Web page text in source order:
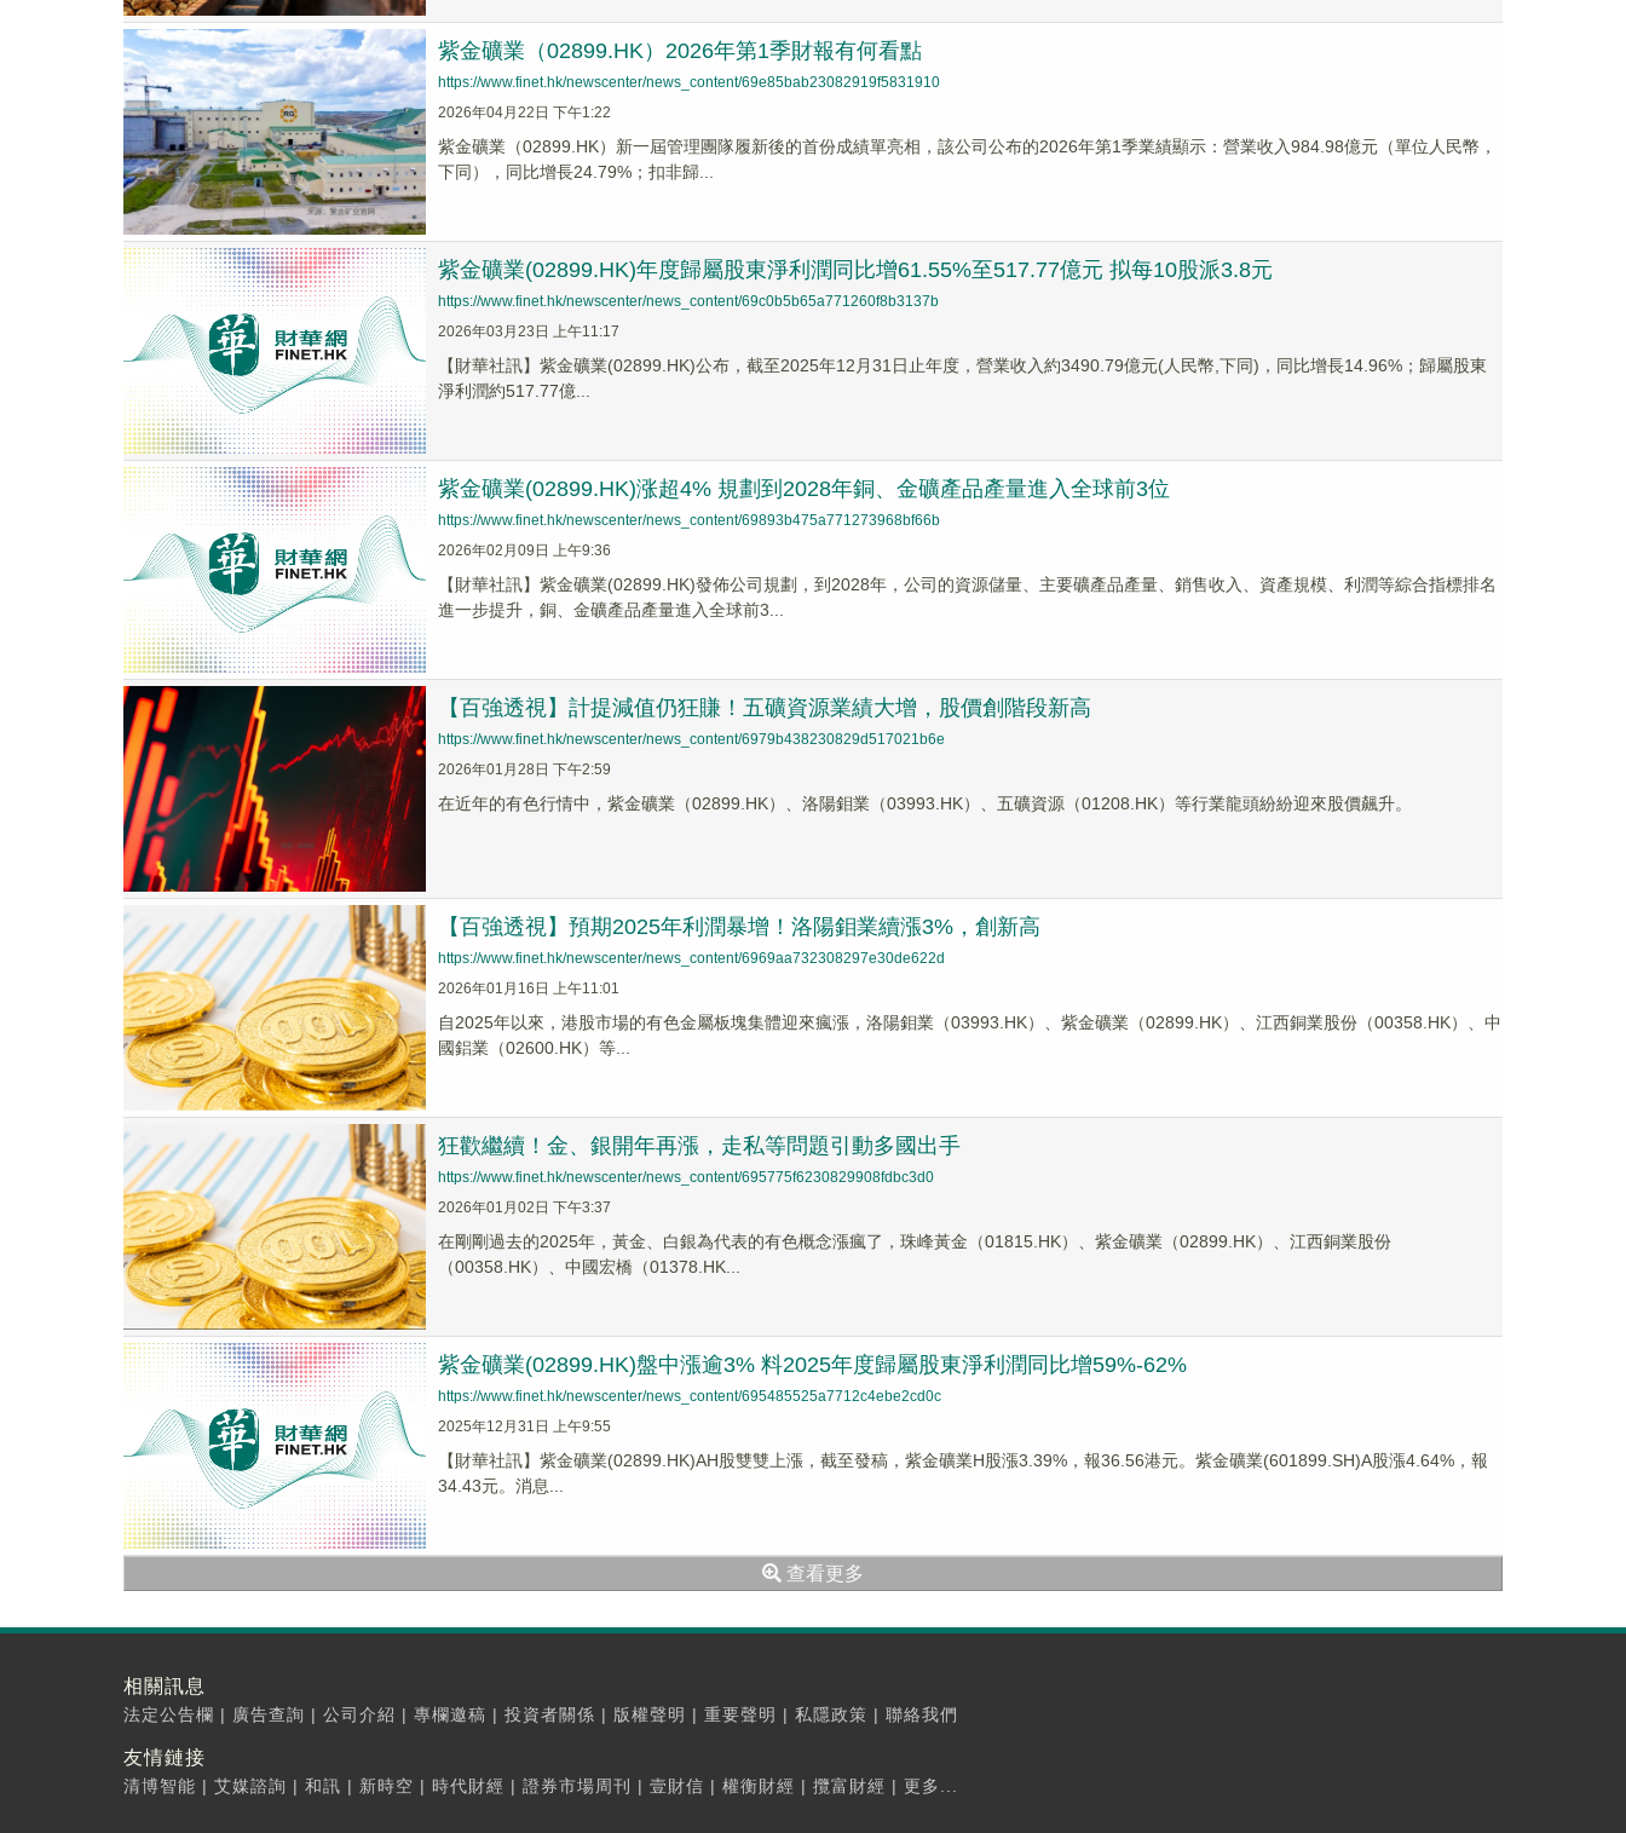
紫金礦業（02899.HK）2026年第1季財報有何看點
https://www.finet.hk/newscenter/news_content/69e85bab23082919f5831910
2026年04月22日 下午1:22
紫金礦業（02899.HK）新一屆管理團隊履新後的首份成績單亮相，該公司公布的2026年第1季業績顯示：營業收入984.98億元（單位人民幣，
下同），同比增長24.79%；扣非歸...
紫金礦業(02899.HK)年度歸屬股東淨利潤同比增61.55%至517.77億元 拟每10股派3.8元
https://www.finet.hk/newscenter/news_content/69c0b5b65a771260f8b3137b
2026年03月23日 上午11:17
【財華社訊】紫金礦業(02899.HK)公布，截至2025年12月31日止年度，營業收入約3490.79億元(人民幣,下同)，同比增長14.96%；歸屬股東
淨利潤約517.77億...
紫金礦業(02899.HK)涨超4% 規劃到2028年銅、金礦產品產量進入全球前3位
https://www.finet.hk/newscenter/news_content/69893b475a771273968bf66b
2026年02月09日 上午9:36
【財華社訊】紫金礦業(02899.HK)發佈公司規劃，到2028年，公司的資源儲量、主要礦產品產量、銷售收入、資產規模、利潤等綜合指標排名
進一步提升，銅、金礦產品產量進入全球前3...
【百強透視】計提減值仍狂賺！五礦資源業績大增，股價創階段新高
https://www.finet.hk/newscenter/news_content/6979b438230829d517021b6e
2026年01月28日 下午2:59
在近年的有色行情中，紫金礦業（02899.HK）、洛陽鉬業（03993.HK）、五礦資源（01208.HK）等行業龍頭紛紛迎來股價飆升。
【百強透視】預期2025年利潤暴增！洛陽鉬業續漲3%，創新高
https://www.finet.hk/newscenter/news_content/6969aa732308297e30de622d
2026年01月16日 上午11:01
自2025年以來，港股市場的有色金屬板塊集體迎來瘋漲，洛陽鉬業（03993.HK）、紫金礦業（02899.HK）、江西銅業股份（00358.HK）、中
國鋁業（02600.HK）等...
狂歡繼續！金、銀開年再漲，走私等問題引動多國出手
https://www.finet.hk/newscenter/news_content/695775f6230829908fdbc3d0
2026年01月02日 下午3:37
在剛剛過去的2025年，黃金、白銀為代表的有色概念漲瘋了，珠峰黃金（01815.HK）、紫金礦業（02899.HK）、江西銅業股份
（00358.HK）、中國宏橋（01378.HK...
紫金礦業(02899.HK)盤中漲逾3% 料2025年度歸屬股東淨利潤同比增59%-62%
https://www.finet.hk/newscenter/news_content/695485525a7712c4ebe2cd0c
2025年12月31日 上午9:55
【財華社訊】紫金礦業(02899.HK)AH股雙雙上漲，截至發稿，紫金礦業H股漲3.39%，報36.56港元。紫金礦業(601899.SH)A股漲4.64%，報
34.43元。消息...
查看更多
相關訊息
法定公告欄 | 廣告查詢 | 公司介紹 | 專欄邀稿 | 投資者關係 | 版權聲明 | 重要聲明 | 私隱政策 | 聯絡我們
友情鏈接
清博智能 | 艾媒諮詢 | 和訊 | 新時空 | 時代財經 | 證券市場周刊 | 壹財信 | 權衡財經 | 攬富財經 | 更多...